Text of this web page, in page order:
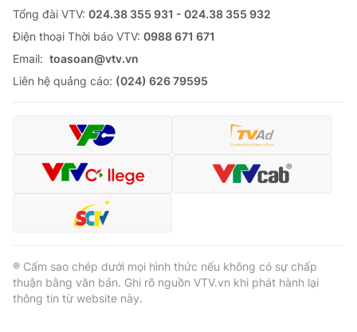
Tổng đài VTV: 024.38 355 931 - 024.38 355 932
Ðiện thoại Thời báo VTV: 0988 671 671
Email: toasoan@vtv.vn
Liên hệ quảng cáo: (024) 626 79595
® Cấm sao chép dưới mọi hình thức nếu không có sự chấp
thuận bằng văn bản. Ghi rõ nguồn VTV.vn khi phát hành lại
thông tin từ website này.